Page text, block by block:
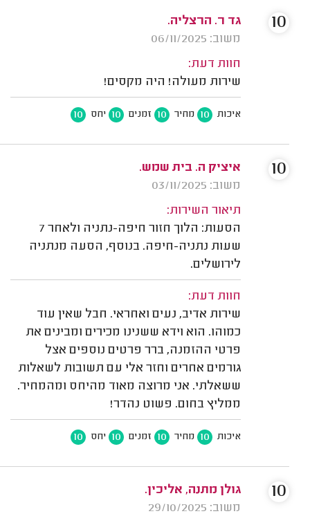
גד ר. הרצליה.
משוב: 06/11/2025
חוות דעת:
שירות מעולה! היה מקסים!
איכות 10 מחיר 10 זמנים 10 יחס 10
10
איציק ה. בית שמש.
משוב: 03/11/2025
תיאור השירות:
הסעות: הלוך חזור חיפה-נתניה ולאחר 7
שעות נתניה-חיפה. בנוסף, הסעה מנתניה
לירושלים.
חוות דעת:
שירות אדיב, נעים ואחראי. חבל שאין עוד
כמוהו. הוא וידא ששנינו מכירים ומבינים את
פרטי ההזמנה, ברר פרטים נוספים אצל
גורמים אחרים וחזר אלי עם תשובות לשאלות
ששאלתי. אני מרוצה מאוד מהיחס ומהמחיר.
ממליץ בחום. פשוט נהדר!
איכות 10 מחיר 10 זמנים 10 יחס 10
10
גולן מתנה, אליכין.
משוב: 29/10/2025
10